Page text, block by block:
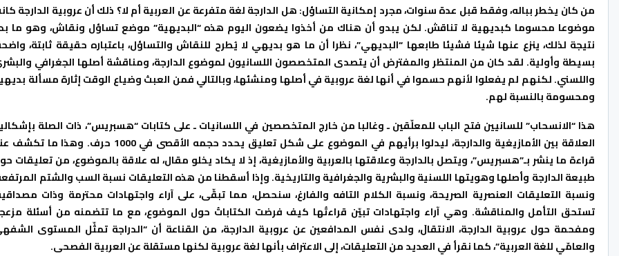
من كان يخطر بباله، وفقط قبل عدة سنوات، مجرد إمكانية التساؤل: هل الدارجة لغة متفرعة عن العربية أم لا؟ ذلك أن عروبية الدارجة
موضوعا محسوما كبديهية لا تناقش. لكن يبدو أن هناك من أخذوا يضعون اليوم هذه “البديهية” موضع تساؤل ونقاش، وهو ما
نتيجة لذلك، ينزع عنها شيئا فشيئا طابعها “البديهي”، نظرا أن ما هو بديهي لا يُطرح للنقاش والتساؤل، باعتباره حقيقة ثابتة،
بسيطة وأولية. لقد كان من المنتظر والمفترض أن يتصدى المتخصصون اللسانيون لموضوع الدارجة، ومناقشة أصلها الجغرافي
واللسني. لكنهم لم يفعلوا لأنهم حسموا في أنها لغة عروبية في أصلها ومنشئها، وبالتالي فمن العبث وضياع الوقت إثارة مسألة
ومحسومة بالنسبة لهم.
هذا “الانسحاب” للسانيين فتح الباب للمعلّقين ـ وغالبا من خارج المتخصصين في اللسانيات ـ على كتابات “هسبريس”، ذات الصلة
العلاقة بين الأمازيغية والدارجة، ليدلوا برأيهم في الموضوع على شكل تعليق يحدد حجمه الأقصى في 1000 حرف. وهذا
قراءة ما ينشر بـ”هسبريس”، ويتصل بالدارجة وعلاقتها بالعربية والأمازيغية، إذ لا يكاد يخلو مقال، له علاقة بالموضوع، من تعليقات
طبيعة الدارجة وأصلها وهويتها اللسنية والبشرية والجغرافية والتاريخية. وإذا أسقطنا من هذه التعليقات نسبة السب والشتم
ونسبة التعليقات العنصرية الصريحة، ونسبة الكلام التافه والفارغ، سنحصل، مما تبقّى، على آراء واجتهادات محترمة وذات
تستحق التأمل والمناقشة. وهي آراء واجتهادات تبيّن قراءتُها كيف فرضت الكتاباتُ حول الموضوع، مع ما تتضمنه من أسئلة
ومفحمة حول عروبية الدارجة، الانتقالَ، ولدى نفس المدافعين عن عروبية الدارجة، من القناعة أن “الدراجة تمثّل المستوى
والعامّي للغة العربية”، كما نقرأ في العديد من التعليقات، إلى الاعتراف بأنها لغة عروبية لكنها مستقلة عن العربية الفصحى.